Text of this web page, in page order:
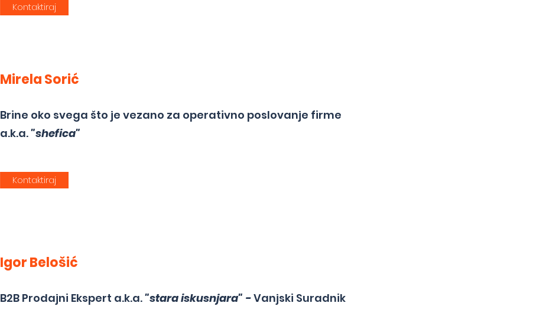
Kontaktiraj
Mirela Sorić
Brine oko svega što je vezano za operativno poslovanje firme
a.k.a."shefica"
Kontaktiraj
Igor Belošić
B2B Prodajni Ekspert a.k.a."stara iskusnjara" -Vanjski Suradnik